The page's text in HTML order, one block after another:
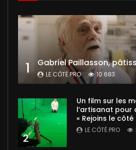
1 Gabriel Paillasson,
LE CÔTÉ PRO 10 683
2
Un film sur les
l’artisanat pour
« Rejoins le côté
LE CÔTÉ PRO